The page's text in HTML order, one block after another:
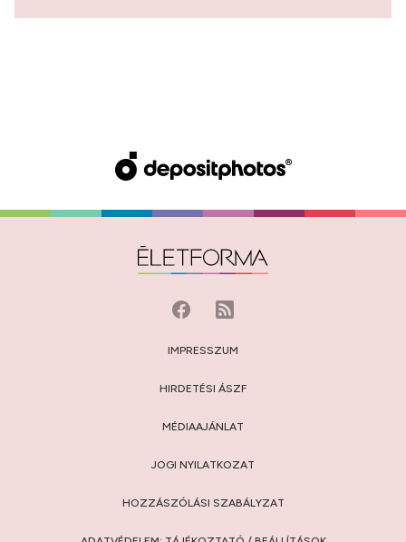
IMPRESSZUM
HIRDETÉSI ÁSZF
MÉDIAAJÁNLAT
JOGI NYILATKOZAT
HOZZÁSZÓLÁSI SZABÁLYZAT